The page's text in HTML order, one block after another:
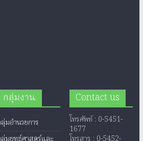
กลุ่มงาน
มอำนวยการ
Contact us
โทรศัพท์ : 0-5451-
1677